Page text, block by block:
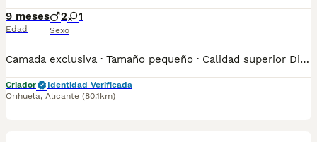
9 meses
Edad
2 1
Sexo
Camada exclusiva · Tamaño pequeño · Calidad superior Disponibles cachorros Chihuahua de altísima calidad, EXCLUSIVAMENTE BAJO RESERVA, criados en entorno familiar, con especial atención a la salud, el carácter y la tipicidad de la raza. Cachorros con excelente estructura, carita bien definida, ojos expresivos y carácter dulce y equilibrado, ideales para familias exigentes que buscan un compañero pequeño, elegante y muy cariñoso. 🔒 Sistema de reserva Reserva previa obligatoria Camada limitada Asignación por orden de reserva Fotos y vídeos actualizados para interesados reales ✅ Estado sanitario garantizado Desparasitados interna y externamente Vacunados según edad Cartilla veterinaria oficial Revisiones veterinarias al día 🏥 Entrega profesional Entrega en clínica veterinaria Posibilidad de entrega en toda España Se pueden ver sin compromiso (previa cita) 🐶 Crianza responsable y premium Cachorros correctamente socializados desde pequeños, con carácter equilibrado, perfectos como perros de compañía de alto nivel. 📌 SOLO PERSONAS SERIAS 📌 Chihuahua PREMIUM – NO VENTA MASIVA 📌 Reservas abiertas – quedan pocas plazas 📞 Deje su número de teléfono y le explicamos condiciones de reserva, disponibilidad y fechas de entrega.
Criador
Identidad Verificada
Orihuela, Alicante (80.1km)